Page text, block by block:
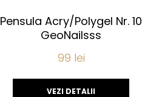
Pensula Acry/Polygel Nr. 10
GeoNailsss
99 lei
VEZI DETALII